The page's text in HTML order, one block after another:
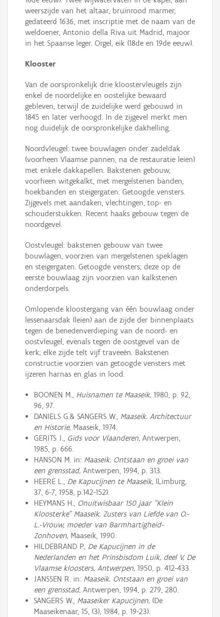
weerszijde van het altaar, bruinrood marmer,
gedateerd 1636, met inscriptie met de naam van de
weldoener, Antonio della Riva uit Madrid, majoor
in het Spaanse leger. Orgel, eik (18de en 19de eeuw).
Klooster
Van de oorspronkelijk drie kloostervleugels zijn
enkel de noordelijke en oostelijke bewaard
gebleven, terwijl de zuidelijke werd gebouwd in
1845 en later verhoogd. In de zijgevel merkt men
nog duidelijk de oorspronkelijke dakhelling.
Noordvleugel: twee bouwlagen onder zadeldak
(voorheen Vlaamse pannen, na de restauratie leien)
met enkele dakkapellen. Bakstenen gebouw,
voorheen witgekalkt, met mergelstenen banden,
hoekbanden en steigergaten. Getoogde vensters.
Zijgevels met aandaken, vlechtingen, top- en
schouderstukken. Recent haaks gebouw tegen de
noordgevel.
Oostvleugel: bakstenen gebouw van twee
bouwlagen, voorzien van mergelstenen speklagen
en steigergaten. Getoogde vensters; deze op de
eerste bouwlaag zijn voorzien van kalkstenen
onderdorpels.
Omlopende kloostergang van één bouwlaag onder
lessenaarsdak (leien) aan de zijde der binnenplaats
tegen de benedenverdieping van de noord- en
oostvleugel, evenals tegen de oostgevel van de
kerk; elke zijde telt vijf traveeën. Bakstenen
constructie voorzien van getoogde vensters met
ijzeren harnas en glas in lood.
BOONEN M., Huisnamen te Maaseik,1980, p. 92,
96, 97.
DANIELS G.& SANGERS W., Maaseik. Architectuur
en Historie,Maaseik, 1974.
GERITS J., Gids voor Vlaanderen,Antwerpen,
1985, p. 666.
HANSON M. in:Maaseik. Ontstaan en groei van
een grensstad,Antwerpen, 1994, p. 313.
HEERE L.,De Kapucijnen te Maaseik,(Limburg,
37, 6-7, 1958, p.142-152).
HEYMANS H., Onuitwisbaar 150 jaar "Klein
Kloosterke" Maaseik. Zusters van Liefde van O.-
L.-Vrouw, moeder van Barmhartigheid-
Zonhoven,Maaseik, 1990.
HILDEBRAND P., De Kapucijnen in de
Nederlanden en het Prinsbisdom Luik, deel V, De
Vlaamse kloosters, Antwerpen, 1950, p. 412-433.
JANSSEN R. in:Maaseik. Ontstaan en groei van
een grensstad,Antwerpen, 1994, p. 279, 280.
SANGERS W., Maaseiker Kapucijnen, (De
Maaseikenaar, 15, (3), 1984, p. 19-23).